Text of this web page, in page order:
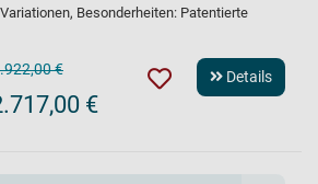
Besonderheiten: Patentierte
€
€
Details